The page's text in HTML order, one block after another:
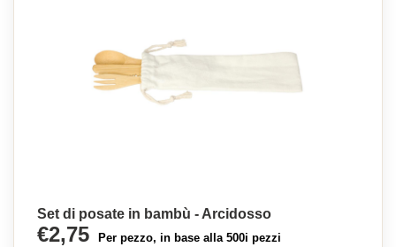
Set di posate in bambù - Arcidosso
€2,75 Per pezzo, in base alla 500i pezzi